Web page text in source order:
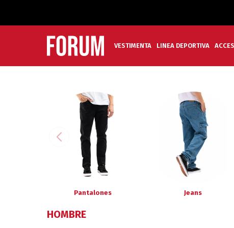
VESTIMENTA LINEA DEPORTIVA
Pantalones Jeans
HOMBRE